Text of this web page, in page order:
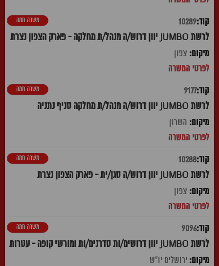
10289
לרשת JUMBO יוון דרוש/ה מנהל/ת מחלקה - פארק הצפון נצרת
משרה חמה
צפון
9177
לרשת JUMBO יוון דרוש/ה מנהל/ת מחלקה סניף נתניה
משרה חמה
השרון
10288
לרשת JUMBO יוון דרוש/ה סגן/ית - פארק הצפון נצרת
משרה חמה
צפון
9096
לרשת JUMBO יוון דרושים/ות סדרנים/ות ומורשי קופה - עטרות
משרה חמה
ירושלים יו"ש